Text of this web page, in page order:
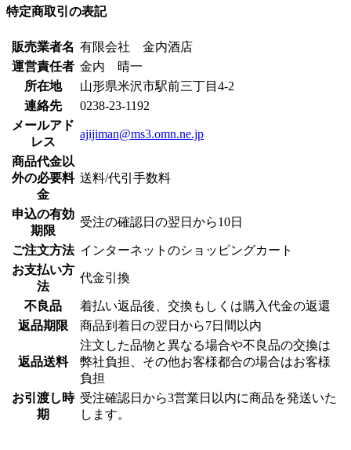
特定商取引の表記
販売業者名 有限会社 金内酒店
運営責任者 金内 晴一
所在地
山形県米沢市駅前三丁目4-2
連絡先
0238-23-1192
メールアド
レス
ajijiman@ms3.omn.ne.jp
商品代金以
外の必要料
金
送料/代引手数料
申込の有効
期限
受注の確認日の翌日から10日
ご注文方法 インターネットのショッピングカート
お支払い方
法
代金引換
不良品
着払い返品後、交換もしくは購入代金の返還
返品期限
商品到着日の翌日から7日間以内
返品送料
注文した品物と異なる場合や不良品の交換は
弊社負担、その他お客様都合の場合はお客様
負担
お引渡し時
期
受注確認日から3営業日以内に商品を発送いた
します。